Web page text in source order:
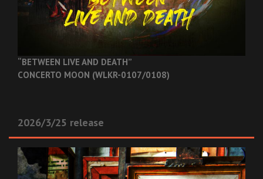
“BETWEEN LIVE AND DEATH”
CONCERTO MOON (WLKR-0107/0108)
2026/3/25 release